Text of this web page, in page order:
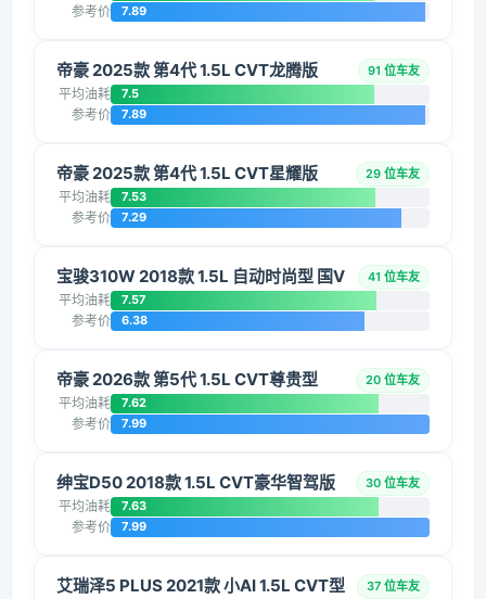
参考价 7.89
帝豪 2025款 第4代 1.5L CVT龙腾版 91 位车友
平均油耗 7.5
参考价 7.89
帝豪 2025款 第4代 1.5L CVT星耀版 29 位车友
平均油耗 7.53
参考价 7.29
宝骏310W 2018款 1.5L 自动时尚型 国V 41 位车友
平均油耗 7.57
参考价 6.38
帝豪 2026款 第5代 1.5L CVT尊贵型 20 位车友
平均油耗 7.62
参考价 7.99
绅宝D50 2018款 1.5L CVT豪华智驾版 30 位车友
平均油耗 7.63
参考价 7.99
艾瑞泽5 PLUS 2021款 小AI 1.5L CVT型
37 位车友